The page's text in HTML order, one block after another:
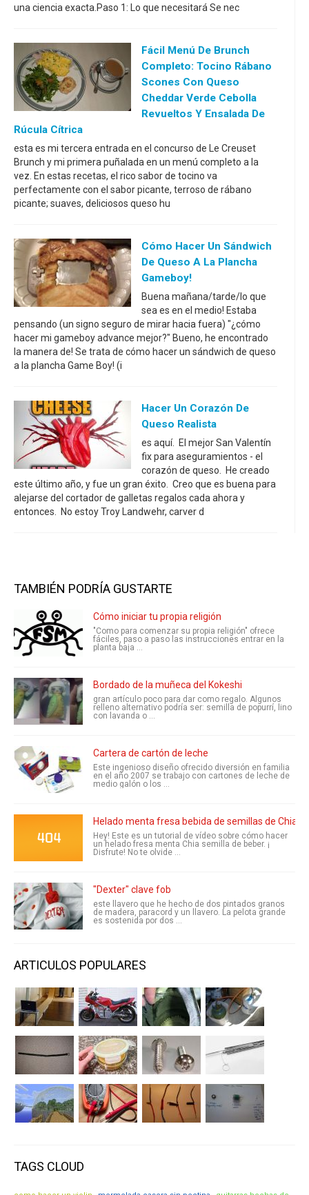
una ciencia exacta.Paso 1: Lo que necesitará Se nec
Fácil Menú De Brunch
Completo: Tocino Rábano
Scones Con Queso
Cheddar Verde Cebolla
Revueltos Y Ensalada De
Rúcula Cítrica
esta es mi tercera entrada en el concurso de Le Creuset
Brunch y mi primera puñalada en un menú completo a la
vez. En estas recetas, el rico sabor de tocino va
perfectamente con el sabor picante, terroso de rábano
picante; suaves, deliciosos queso hu
Cómo Hacer Un Sándwich
De Queso A La Plancha
Gameboy!
Buena mañana/tarde/lo que
sea es en el medio! Estaba
pensando (un signo seguro de mirar hacia fuera) "¿cómo
hacer mi gameboy advance mejor?" Bueno, he encontrado
la manera de! Se trata de cómo hacer un sándwich de queso
a la plancha Game Boy! (i
Hacer Un Corazón De
Queso Realista
es aquí. El mejor San Valentín
fix para aseguramientos - el
corazón de queso. He creado
este último año, y fue un gran éxito. Creo que es buena para
alejarse del cortador de galletas regalos cada ahora y
entonces. No estoy Troy Landwehr, carver d
TAMBIÉN PODRÍA GUSTARTE
Cómo iniciar tu propia religión
"Como para comenzar su propia religión" ofrece
fáciles, paso a paso las instrucciones entrar en la
planta baja ...
Bordado de la muñeca del Kokeshi
gran artículo poco para dar como regalo. Algunos
relleno alternativo podría ser: semilla de popurrí, lino
con lavanda o ...
Cartera de cartón de leche
Este ingenioso diseño ofrecido diversión en familia
en el año 2007 se trabajo con cartones de leche de
medio galón o los ...
Helado menta fresa bebida de semillas de Chia |
Hey! Este es un tutorial de vídeo sobre cómo hacer
un helado fresa menta Chia semilla de beber. ¡
Disfrute! No te olvide ...
"Dexter" clave fob
este llavero que he hecho de dos pintados granos
de madera, paracord y un llavero. La pelota grande
es sostenida por dos ...
ARTICULOS POPULARES
TAGS CLOUD